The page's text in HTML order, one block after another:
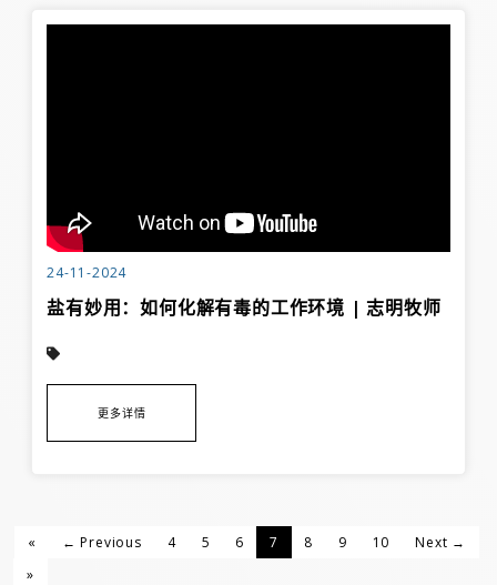
24-11-2024
盐有妙用：如何化解有毒的工作环境 | 志明牧师
更多详情
« ← Previous 4 5 6 7 8 9 10
Next →
»